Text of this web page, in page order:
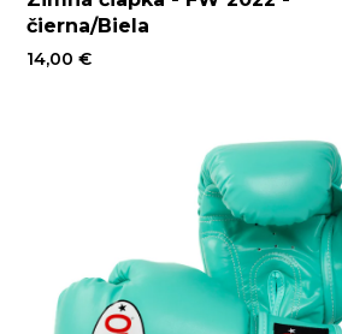
čierna/Biela
14,00 €